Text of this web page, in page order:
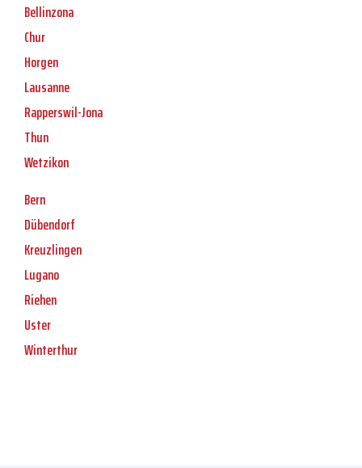
Bellinzona
Chur
Horgen
Lausanne
Rapperswil-Jona
Thun
Wetzikon
Bern
Dübendorf
Kreuzlingen
Lugano
Riehen
Uster
Winterthur